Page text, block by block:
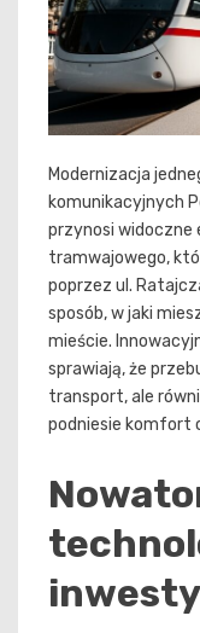
Modernizacja
komunikacyjnych
przynosi widoczne
tramwajowego,
poprzez ul.
sposób, w jaki
mieście.
sprawiają, że
transport, ale
podniesie komfort